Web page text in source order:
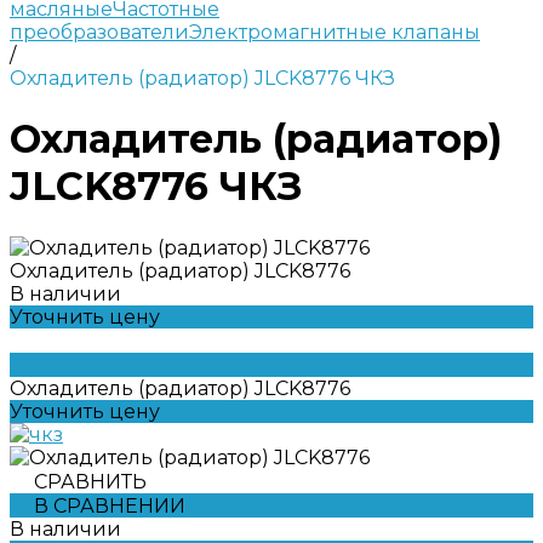
масляныеЧастотные
преобразователиЭлектромагнитные клапаны
/
Охладитель (радиатор) JLCK8776 ЧКЗ
Охладитель (радиатор)
JLCK8776 ЧКЗ
Охладитель (радиатор) JLCK8776
В наличии
Уточнить цену
Охладитель (радиатор) JLCK8776
Уточнить цену
СРАВНИТЬ
В СРАВНЕНИИ
В наличии